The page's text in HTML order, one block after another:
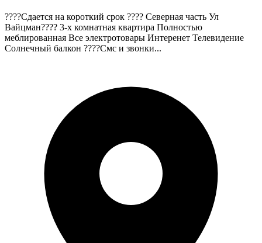
????Сдается на короткий срок ???? Северная часть Ул
Вайцман???? 3-х комнатная квартира Полностью
меблированная Все электротовары Интеренет Телевидение
Cолнечный балкон ????Смс и звонки...